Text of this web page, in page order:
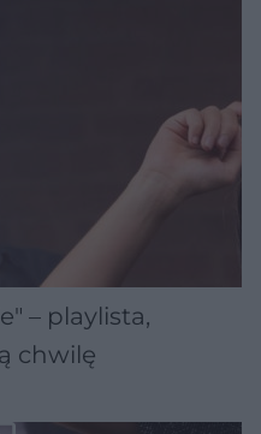
– playlista,
chwilę